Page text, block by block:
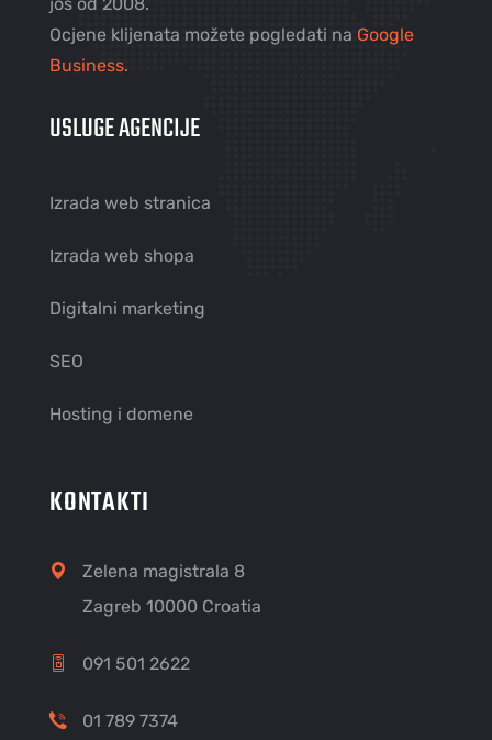
Ocjene klijenata možete pogledati na Google
Business.
USLUGE AGENCIJE
Izrada web stranica
Izrada web shopa
Digitalni marketing
SEO
Hosting i domene
KONTAKTI
Zelena magistrala 8
Zagreb 10000 Croatia
091 501 2622
01 789 7374